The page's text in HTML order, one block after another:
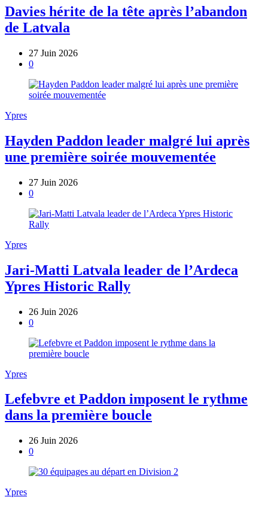
Davies hérite de la tête après l’abandon
de Latvala
27 Juin 2026
0
Ypres
Hayden Paddon leader malgré lui après
une première soirée mouvementée
27 Juin 2026
0
Ypres
Jari-Matti Latvala leader de l’Ardeca
Ypres Historic Rally
26 Juin 2026
0
Ypres
Lefebvre et Paddon imposent le rythme
dans la première boucle
26 Juin 2026
0
Ypres